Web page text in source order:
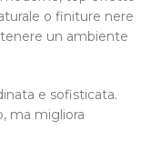
o finiture nere
un ambiente
e sofisticata.
ma migliora